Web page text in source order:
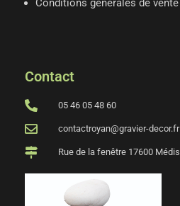
Conditions générales de vente
Contact
05 46 05 48 60
contactroyan@gravier-decor.fr
Rue de la fenêtre 17600 Médis